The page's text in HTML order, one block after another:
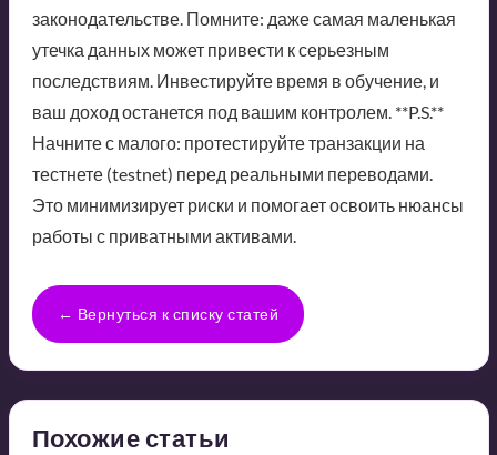
законодательстве. Помните: даже самая маленькая
утечка данных может привести к серьезным
последствиям. Инвестируйте время в обучение, и
ваш доход останется под вашим контролем. **P.S.**
Начните с малого: протестируйте транзакции на
тестнете (testnet) перед реальными переводами.
Это минимизирует риски и помогает освоить нюансы
работы с приватными активами.
← Вернуться к списку статей
Похожие статьи